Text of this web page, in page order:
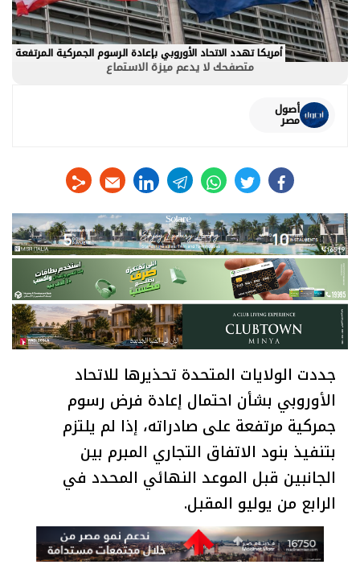
أمريكا تهدد الاتحاد الأوروبي بإعادة الرسوم الجمركية المرتفعة
متصفحك لا يدعم ميزة الاستماع
أصول
مصر
facebook
twitter
whats
telegram
linkedin
جددت الولايات المتحدة تحذيرها للاتحاد
الأوروبي بشأن احتمال إعادة فرض رسوم
جمركية مرتفعة على صادراته، إذا لم يلتزم
بتنفيذ بنود الاتفاق التجاري المبرم بين
الجانبين قبل الموعد النهائي المحدد في
الرابع من يوليو المقبل.